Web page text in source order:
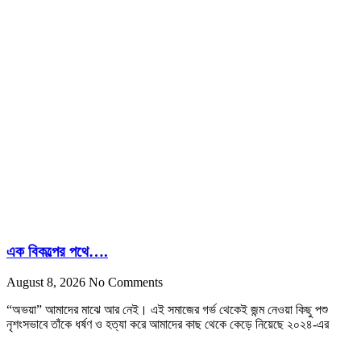
এক বিকল্পের পথে….
August 8, 2026 No Comments
“অভয়া” আমাদের মাঝে আর নেই। এই সমাজের গর্ভ থেকেই জন্ম নেওয়া কিছু পশু
নৃশংসভাবে তাঁকে ধর্ষণ ও হত্যা করে আমাদের কাছ থেকে কেড়ে নিয়েছে ২০২৪-এর